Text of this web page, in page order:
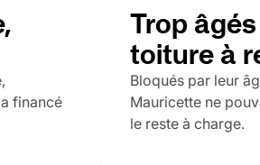
financé
Trop
toiture à
Bloqués par leur
Mauricette ne
le reste à charge.